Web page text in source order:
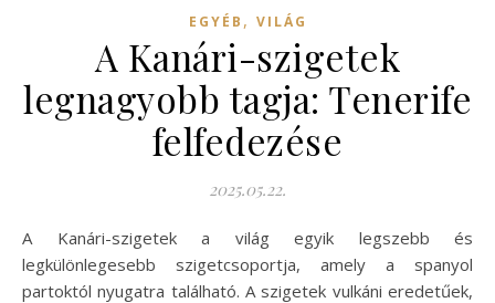
EGYÉB , VILÁG
A Kanári-szigetek
legnagyobb tagja: Tenerife
felfedezése
2025.05.22.
A Kanári-szigetek a világ egyik legszebb és
legkülönlegesebb szigetcsoportja, amely a spanyol
partoktól nyugatra található. A szigetek vulkáni eredetűek,